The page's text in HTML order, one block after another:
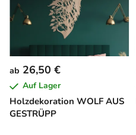
Holzdekoration WOLF AUS
GESTRÜPP
ab 26,50 €
Auf Lager